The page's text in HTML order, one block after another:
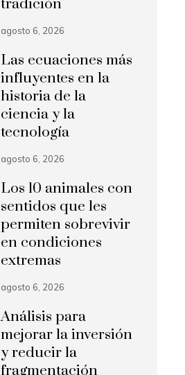
tradición
agosto 6, 2026
Las ecuaciones más
influyentes en la
historia de la
ciencia y la
tecnología
agosto 6, 2026
Los 10 animales con
sentidos que les
permiten sobrevivir
en condiciones
extremas
agosto 6, 2026
Análisis para
mejorar la inversión
y reducir la
fragmentación